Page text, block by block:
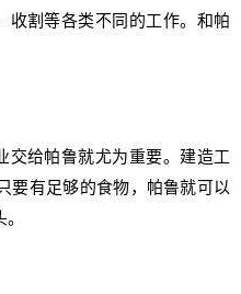
割等各类不同的工作。和帕
给帕鲁就尤为重要。建造工
要有足够的食物，帕鲁就可以